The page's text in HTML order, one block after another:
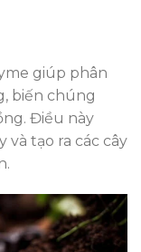
giúp phân
biến chúng
Điều này
và tạo ra các cây